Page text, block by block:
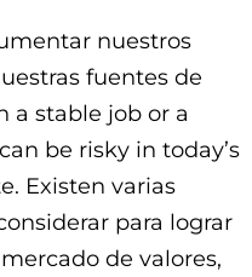
nuestros
fuentes de
a stable job or a
be risky in today’s
Existen varias
para lograr
de valores,